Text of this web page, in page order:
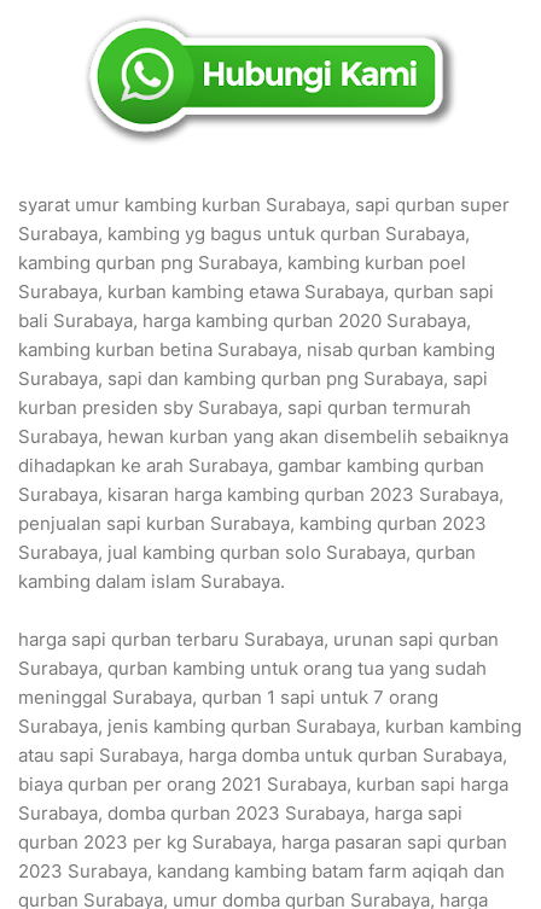
syarat umur kambing kurban Surabaya, sapi qurban super
Surabaya, kambing yg bagus untuk qurban Surabaya,
kambing qurban png Surabaya, kambing kurban poel
Surabaya, kurban kambing etawa Surabaya, qurban sapi
bali Surabaya, harga kambing qurban 2020 Surabaya,
kambing kurban betina Surabaya, nisab qurban kambing
Surabaya, sapi dan kambing qurban png Surabaya, sapi
kurban presiden sby Surabaya, sapi qurban termurah
Surabaya, hewan kurban yang akan disembelih sebaiknya
dihadapkan ke arah Surabaya, gambar kambing qurban
Surabaya, kisaran harga kambing qurban 2023 Surabaya,
penjualan sapi kurban Surabaya, kambing qurban 2023
Surabaya, jual kambing qurban solo Surabaya, qurban
kambing dalam islam Surabaya.
harga sapi qurban terbaru Surabaya, urunan sapi qurban
Surabaya, qurban kambing untuk orang tua yang sudah
meninggal Surabaya, qurban 1 sapi untuk 7 orang
Surabaya, jenis kambing qurban Surabaya, kurban kambing
atau sapi Surabaya, harga domba untuk qurban Surabaya,
biaya qurban per orang 2021 Surabaya, kurban sapi harga
Surabaya, domba qurban 2023 Surabaya, harga sapi
qurban 2023 per kg Surabaya, harga pasaran sapi qurban
2023 Surabaya, kandang kambing batam farm aqiqah dan
qurban Surabaya, umur domba qurban Surabaya, harga